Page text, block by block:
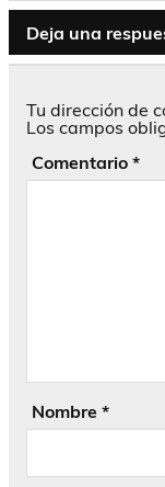
Deja una
Tu dirección de
Los campos
Comentario *
Nombre *